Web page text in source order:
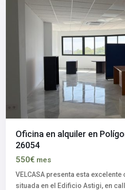
Oficina en alquiler en
26054
550€ mes
VELCASA presenta esta
situada en el Edificio Astigi, en call
Polígono
industrial
Pisa,